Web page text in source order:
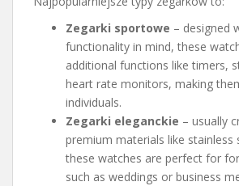
Zegarki sportowe – designed
functionality in mind, these
additional functions like timers,
heart rate monitors, making
individuals.
Zegarki eleganckie – usually
premium materials like stainless
these watches are perfect for
such as weddings or business